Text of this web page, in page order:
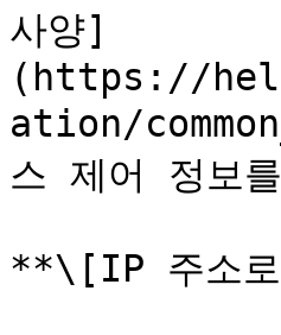
사양]
(https://
ation/
스 제어 정보
**\[IP 주소로